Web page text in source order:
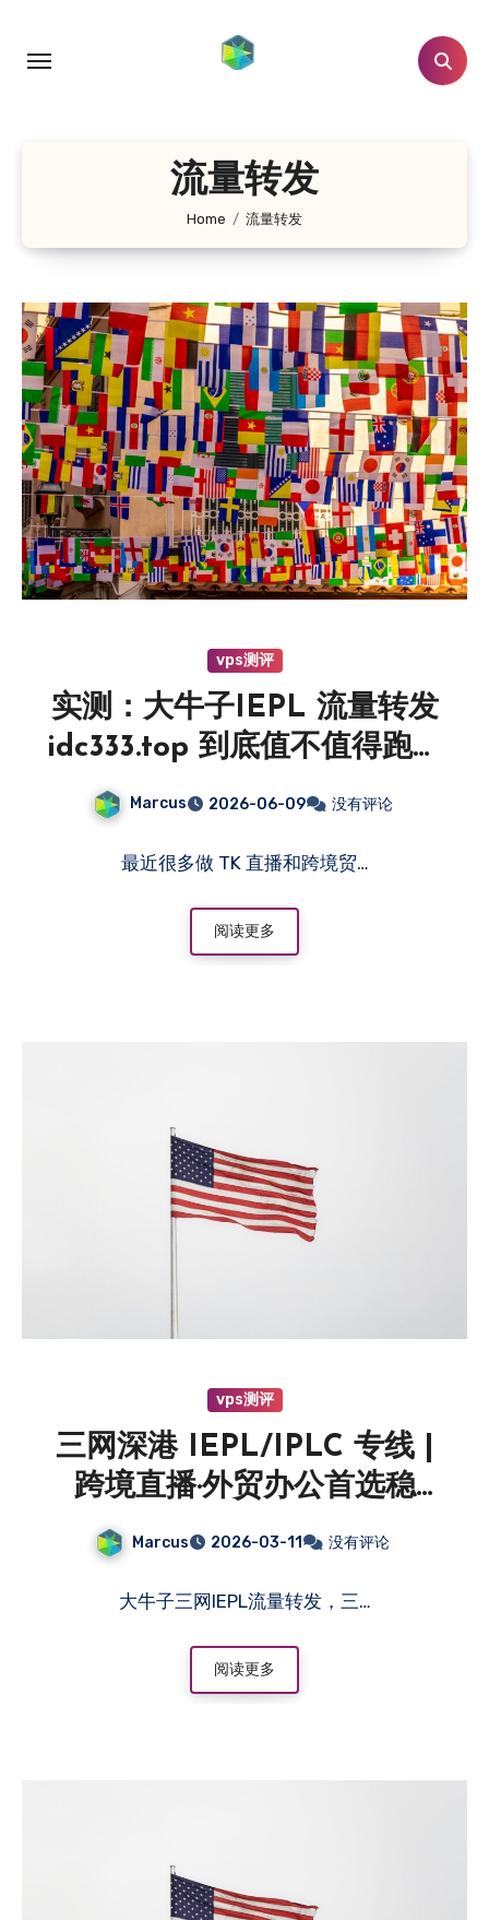
流量转发
Home 流量转发
vps测评
实测：大牛子IEPL 流量转发
idc333.top 到底值不值得跑业
Marcus 2026-06-09 没有评论
最近很多做 TK 直播和跨境贸…
阅读更多
vps测评
三网深港 IEPL/IPLC 专线 |
跨境直播·外贸办公首选稳
定、低延迟、零丢包，助力您
Marcus 2026-03-11 没有评论
大牛子三网IEPL流量转发，三…
阅读更多